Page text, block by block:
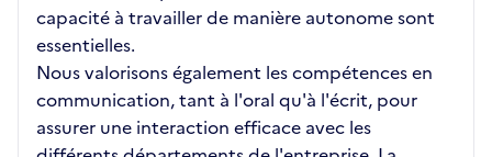
capacité à travailler de manière autonome sont
essentielles.
Nous valorisons également les compétences en
communication, tant à l'oral qu'à l'écrit, pour
assurer une interaction efficace avec les